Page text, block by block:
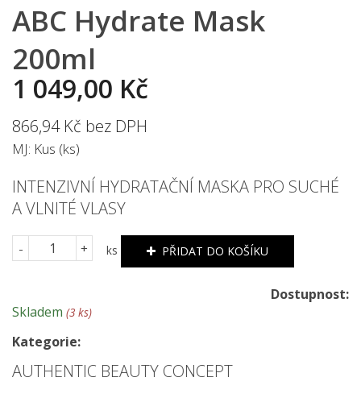
ABC Hydrate Mask
200ml
1 049,00 Kč
866,94 Kč bez DPH
MJ: Kus (ks)
INTENZIVNÍ HYDRATAČNÍ MASKA PRO SUCHÉ
A VLNITÉ VLASY
- + ks PŘIDAT DO KOŠÍKU
Dostupnost:
Skladem (3 ks)
Kategorie:
AUTHENTIC BEAUTY CONCEPT